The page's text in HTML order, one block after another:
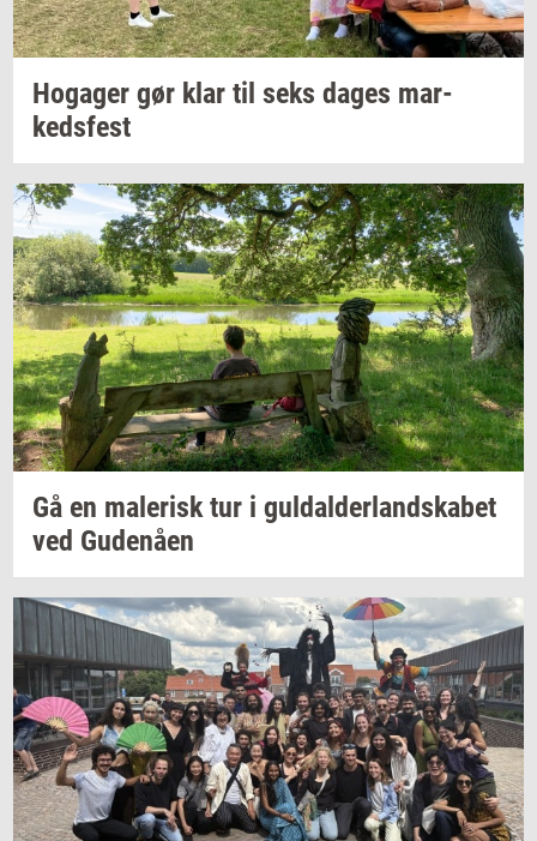
Ho­ga­ger gør klar til seks dages mar­
keds­fest
Gå en ma­le­risktur i gul­dal­der­land­ska­bet
ved Gu­denå­en